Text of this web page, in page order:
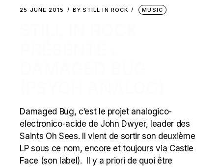
25 JUNE 2015 BY STILL IN ROCK MUSIC
Damaged Bug, c’est le projet analogico-
electronico-acide de John Dwyer, leader des
Saints Oh Sees. Il vient de sortir son deuxième
LP sous ce nom, encore et toujours via Castle
Face (son label). Il y a priori de quoi être